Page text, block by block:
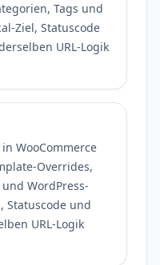
Tags und
Ziel, Statuscode
URL-Logik
WooCommerce
Overrides,
WordPress-
Statuscode und
URL-Logik